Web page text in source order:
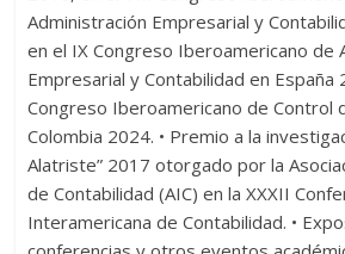
Administración Empresarial y
en el IX Congreso Iberoamericano de
Empresarial y Contabilidad en España
Congreso Iberoamericano de Control
Colombia 2024. • Premio a la
Alatriste” 2017 otorgado por la
de Contabilidad (AIC) en la XXXII
Interamericana de Contabilidad. •